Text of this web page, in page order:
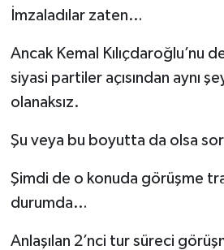
İmzaladılar zaten…
Ancak Kemal Kılıçdaroğlu’nu
siyasi partiler açısından aynı
olanaksız.
Şu veya bu boyutta da olsa
Şimdi de o konuda görüşme
durumda…
Anlaşılan 2’nci tur süreci